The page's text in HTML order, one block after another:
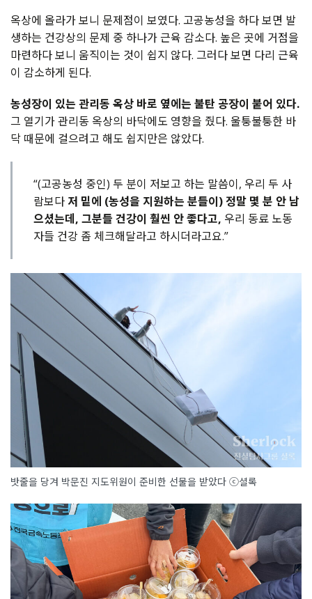
옥상에 올라가 보니 문제점이 보였다. 고공농성을 하다 보면 발
생하는 건강상의 문제 중 하나가 근육 감소다. 높은 곳에 거점을
마련하다 보니 움직이는 것이 쉽지 않다. 그러다 보면 다리 근육
이 감소하게 된다.
농성장이 있는 관리동 옥상 바로 옆에는 불탄 공장이 붙어 있다.
그 열기가 관리동 옥상의 바닥에도 영향을 줬다. 울퉁불퉁한 바
닥 때문에 걸으려고 해도 쉽지만은 않았다.
“(고공농성 중인) 두 분이 저보고 하는 말씀이, 우리 두 사
람보다 저 밑에 (농성을 지원하는 분들이) 정말 몇 분 안 남
으셨는데, 그분들 건강이 훨씬 안 좋다고, 우리 동료 노동
자들 건강 좀 체크해달라고 하시더라고요.”
밧줄을 당겨 박문진 지도위원이 준비한 선물을 받았다 ⓒ셜록